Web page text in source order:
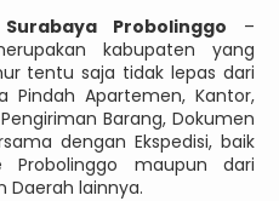
Probolinggo –
kabupaten yang
tentu saja tidak lepas dari
Pindah Apartemen, Kantor,
Barang, Dokumen
dengan Ekspedisi, baik
Probolinggo maupun dari
Daerah lainnya.